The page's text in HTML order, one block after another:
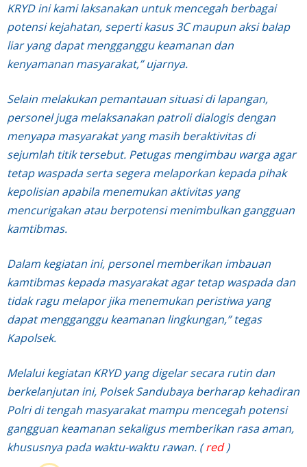
KRYD ini kami laksanakan untuk mencegah berbagai
potensi kejahatan, seperti kasus 3C maupun aksi balap
liar yang dapat mengganggu keamanan dan
kenyamanan masyarakat,” ujarnya.
Selain melakukan pemantauan situasi di lapangan,
personel juga melaksanakan patroli dialogis dengan
menyapa masyarakat yang masih beraktivitas di
sejumlah titik tersebut. Petugas mengimbau warga agar
tetap waspada serta segera melaporkan kepada pihak
kepolisian apabila menemukan aktivitas yang
mencurigakan atau berpotensi menimbulkan gangguan
kamtibmas.
Dalam kegiatan ini, personel memberikan imbauan
kamtibmas kepada masyarakat agar tetap waspada dan
tidak ragu melapor jika menemukan peristiwa yang
dapat mengganggu keamanan lingkungan,” tegas
Kapolsek.
Melalui kegiatan KRYD yang digelar secara rutin dan
berkelanjutan ini, Polsek Sandubaya berharap kehadiran
Polri di tengah masyarakat mampu mencegah potensi
gangguan keamanan sekaligus memberikan rasa aman,
khususnya pada waktu-waktu rawan. (red)